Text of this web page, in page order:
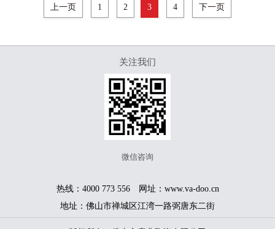
上一页 1 2 3 4 下一页
关注我们
微信咨询
热线：4000 773 556 网址：www.va-doo.cn
地址：佛山市禅城区江湾一路弼唐东二街